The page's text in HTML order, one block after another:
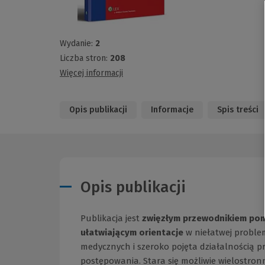
Wydanie: 2
Liczba stron: 208
Więcej informacji
Opis publikacji Informacje Spis treści
Opis publikacji
Publikacja jest zwięzłym przewodnikiem
ułatwiającym orientacje w niełatwej
medycznych i szeroko pojęta działalnością
postępowania. Stara się możliwie